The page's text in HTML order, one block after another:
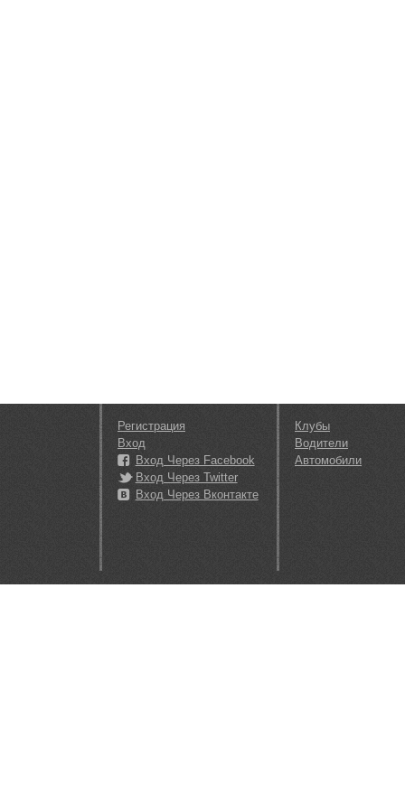
Регистрация
Вход
Вход Через Facebook
Вход Через Twitter
Вход Через Вконтакте
Клубы
Водители
Автомобили